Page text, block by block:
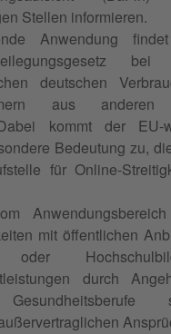
Stellen informieren.
Anwendung
bei
deutschen
aus anderen
kommt der EU-
Bedeutung zu,
für Online-
mit öffentlichen
durch
Gesundheitsberufe